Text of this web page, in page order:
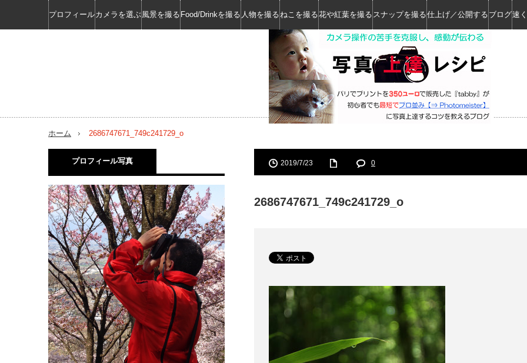
プロフィールカメラを選ぶ風景を撮る Food/Drinkを撮る 人物を撮るねこを撮る花や紅葉を撮る スナップを撮る仕上げ／公開する ブログ速
ホーム 2686747671_749c241729_o
2019/7/23 0
2686747671_749c241729_o
プロフィール写真